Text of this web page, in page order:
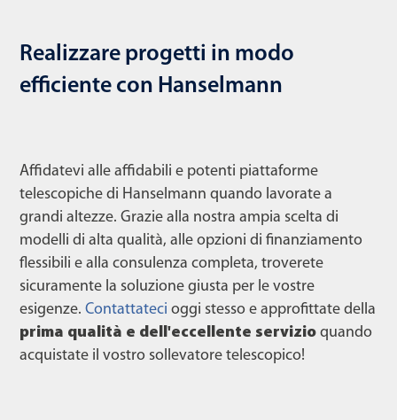
Realizzare progetti in modo
efficiente con Hanselmann
Affidatevi alle affidabili e potenti piattaforme
telescopiche di Hanselmann quando lavorate a
grandi altezze. Grazie alla nostra ampia scelta di
modelli di alta qualità, alle opzioni di finanziamento
flessibili e alla consulenza completa, troverete
sicuramente la soluzione giusta per le vostre
esigenze. Contattateci oggi stesso e approfittate della
prima qualità e dell'eccellente servizio quando
acquistate il vostro sollevatore telescopico!